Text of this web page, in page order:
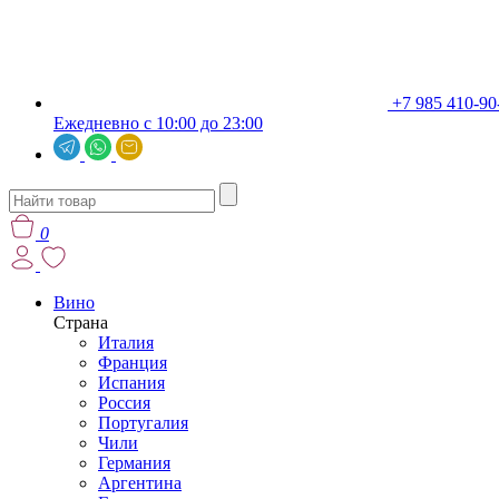
+7 985 410-
Ежедневно с 10:00 до 23:00
0
Вино
Страна
Италия
Франция
Испания
Россия
Португалия
Чили
Германия
Аргентина